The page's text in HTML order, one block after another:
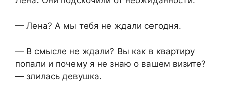
— Лена? А мы тебя не ждали сегодня.
— В смысле не ждали? Вы как в квартиру
попали и почему я не знаю о вашем визите?
— злилась девушка.